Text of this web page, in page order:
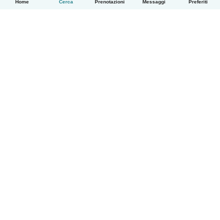
Home Cerca Prenotazioni Messaggi Preferiti